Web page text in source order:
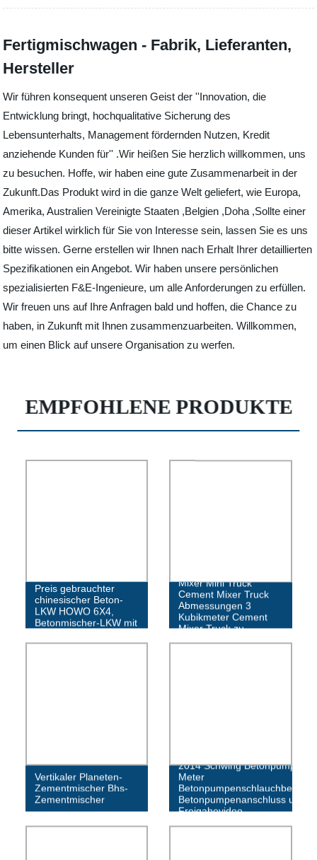
Fertigmischwagen - Fabrik, Lieferanten,
Hersteller
Wir führen konsequent unseren Geist der ''Innovation, die
Entwicklung bringt, hochqualitative Sicherung des
Lebensunterhalts, Management fördernden Nutzen, Kredit
anziehende Kunden für'' .Wir heißen Sie herzlich willkommen, uns
zu besuchen. Hoffe, wir haben eine gute Zusammenarbeit in der
Zukunft.Das Produkt wird in die ganze Welt geliefert, wie Europa,
Amerika, Australien Vereinigte Staaten ,Belgien ,Doha ,Sollte einer
dieser Artikel wirklich für Sie von Interesse sein, lassen Sie es uns
bitte wissen. Gerne erstellen wir Ihnen nach Erhalt Ihrer detaillierten
Spezifikationen ein Angebot. Wir haben unsere persönlichen
spezialisierten F&E-Ingenieure, um alle Anforderungen zu erfüllen.
Wir freuen uns auf Ihre Anfragen bald und hoffen, die Chance zu
haben, in Zukunft mit Ihnen zusammenzuarbeiten. Willkommen,
um einen Blick auf unsere Organisation zu werfen.
EMPFOHLENE PRODUKTE
Preis gebrauchter
chinesischer Beton-
LKW HOWO 6X4,
Betonmischer-LKW mit
Mixer Mini Truck
Cement Mixer Truck
Abmessungen 3
Kubikmeter Cement
Mixer Truck zu
Vertikaler Planeten-
Zementmischer Bhs-
Zementmischer
2014 Schwing Betonpumpe 39
Meter
Betonpumpenanschluss und
Freigabevideo